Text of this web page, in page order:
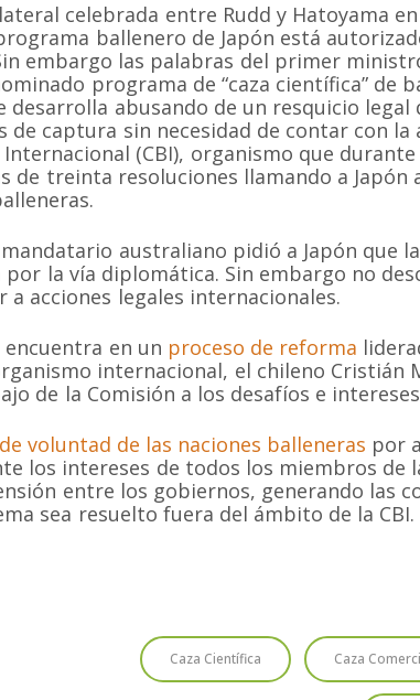
celebrada entre Rudd y Hatoyama
ballenero de Japón está
embargo las palabras del primer
programa de “caza científica” de
desarrolla abusando de un resquicio
de captura sin necesidad de contar con la
Internacional (CBI), organismo que
de treinta resoluciones llamando a Japón
australiano pidió a Japón que
la vía diplomática. Sin embargo no
acciones legales internacionales.
encuentra en un proceso de reforma
internacional, el chileno Cristián
de la Comisión a los desafíos e
voluntad de las naciones balleneras por
los intereses de todos los miembros de
entre los gobiernos, generando las
sea resuelto fuera del ámbito de la CBI.
Caza Científica Caza
en la conservación de las especies de
en Chile y el Hemisferio Sur.
Vitacura, Santiago de Chile.
© 2020Estudio Ajolote|